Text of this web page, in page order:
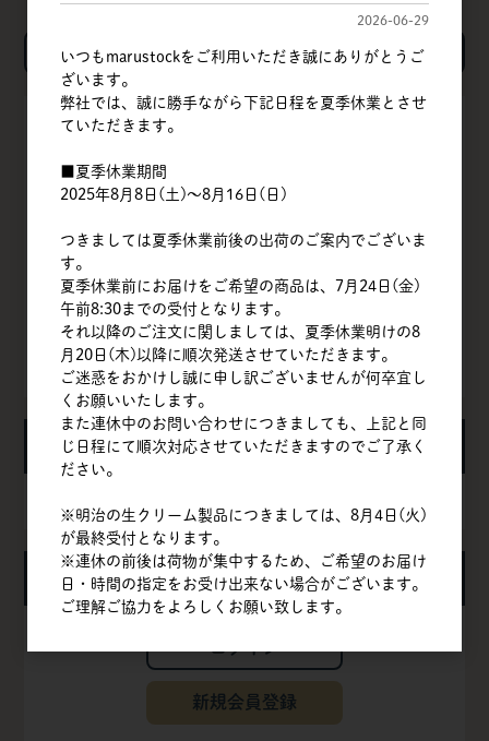
検索
TOP
会社概要
クイックオーダー
よくある質問
お問い合わせ
お知らせ
ログイン
ログイン
新規会員登録
2026-06-29
いつもmarustockをご利用いただき誠にありがとうご
ざいます。
弊社では、誠に勝手ながら下記日程を夏季休業とさせ
ていただきます。
■夏季休業期間
2025年8月8日(土)～8月16日(日)
つきましては夏季休業前後の出荷のご案内でございま
す。
夏季休業前にお届けをご希望の商品は、7月24日(金)
午前8:30までの受付となります。
それ以降のご注文に関しましては、夏季休業明けの8
月20日(木)以降に順次発送させていただきます。
ご迷惑をおかけし誠に申し訳ございませんが何卒宜し
くお願いいたします。
また連休中のお問い合わせにつきましても、上記と同
じ日程にて順次対応させていただきますのでご了承く
ださい。
※明治の生クリーム製品につきましては、8月4日(火)
が最終受付となります。
※連休の前後は荷物が集中するため、ご希望のお届け
日・時間の指定をお受け出来ない場合がございます。
ご理解ご協力をよろしくお願い致します。